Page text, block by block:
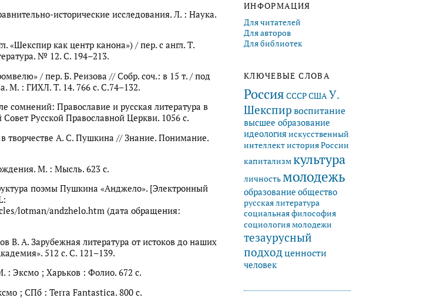
ИНФОРМАЦИЯ
Для читателей
Для авторов
Для библиотек
КЛЮЧЕВЫЕ СЛОВА
Россия СССРСШАУ.
Шекспир воспитание
высшее образование
идеологияискусственный
интеллектистория России
капитализм культура
личностьмолодежь
образование общество
русская литература
социальная философия
социология молодежи
тезаурусный
подходценности
человек
исторические исследования. Л. : Наука.
«Шекспир как центр канона») / пер. с англ. Т.
№ 12. С. 194–213.
/ пер. Б. Реизова // Собр. соч.: в 15 т. / под
М. : ГИХЛ. Т. 14. 766 с. С.74–132.
сомнений: Православие и русская литература в
Русской Православной Церкви. 1056 с.
творчестве А. С. Пушкина // Знание. Понимание.
М. : Мысль. 623 с.
поэмы Пушкина «Анджело». [Электронный
lotman/andzhelo.htm (дата обращения:
В. А. Зарубежная литература от истоков до наших
512 с. С. 121–139.
: Эксмо ; Харьков : Фолио. 672 с.
; СПб : Terra Fantastica. 800 с.